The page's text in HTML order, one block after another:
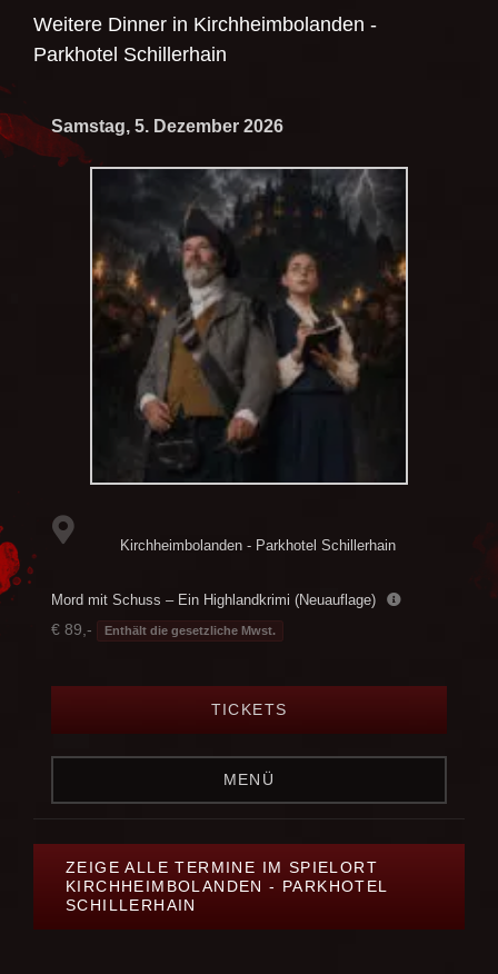
Weitere Dinner in Kirchheimbolanden -
Parkhotel Schillerhain
Samstag, 5. Dezember 2026
Kirchheimbolanden - Parkhotel Schillerhain
Mord mit Schuss – Ein Highlandkrimi (Neuauflage)
€ 89,- Enthält die gesetzliche Mwst.
TICKETS
MENÜ
ZEIGE ALLE TERMINE IM SPIELORT
KIRCHHEIMBOLANDEN - PARKHOTEL
SCHILLERHAIN